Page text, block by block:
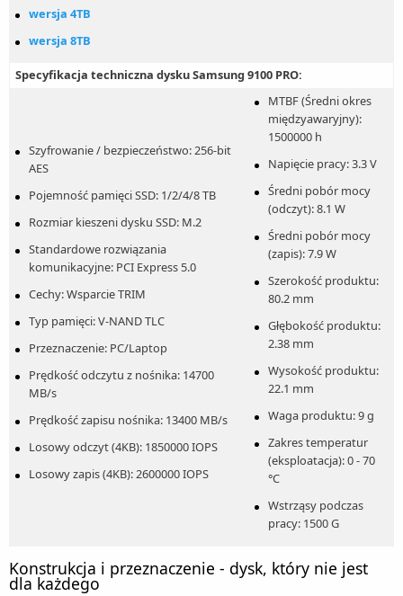
wersja 4TB
wersja 8TB
Specyfikacja techniczna dysku Samsung 9100 PRO:
Szyfrowanie / bezpieczeństwo: 256-bit
AES
Pojemność pamięci SSD: 1/2/4/8 TB
Rozmiar kieszeni dysku SSD: M.2
Standardowe rozwiązania
komunikacyjne: PCI Express 5.0
Cechy: Wsparcie TRIM
Typ pamięci: V-NAND TLC
Przeznaczenie: PC/Laptop
Prędkość odczytu z nośnika: 14700
MB/s
Prędkość zapisu nośnika: 13400 MB/s
Losowy odczyt (4KB): 1850000 IOPS
Losowy zapis (4KB): 2600000 IOPS
MTBF (Średni okres
międzyawaryjny):
1500000 h
Napięcie pracy: 3.3 V
Średni pobór mocy
(odczyt): 8.1 W
Średni pobór mocy
(zapis): 7.9 W
Szerokość produktu:
80.2 mm
Głębokość produktu:
2.38 mm
Wysokość produktu:
22.1 mm
Waga produktu: 9 g
Zakres temperatur
(eksploatacja): 0 - 70
°C
Wstrząsy podczas
pracy: 1500 G
Konstrukcja i przeznaczenie - dysk, który nie jest
dla każdego